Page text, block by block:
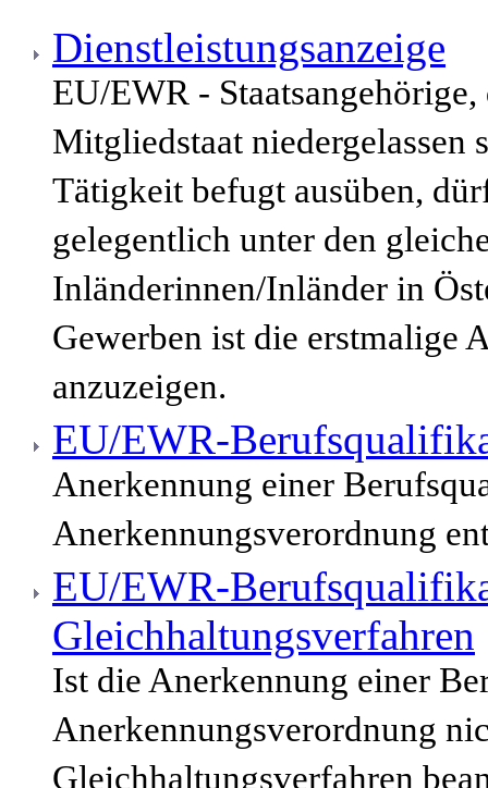
Dienstleistungsanzeige
EU/EWR -
Mitgliedstaat
Tätigkeit befugt ausüben,
gelegentlich unter den
Inländerinnen/Inländer in
Gewerben ist die erstmalige
anzuzeigen.
EU/EWR-
Anerkennung einer
Anerkennungsverordnung
EU/EWR-
Gleichhaltungsverfahren
Ist die Anerkennung einer
Anerkennungsverordnung